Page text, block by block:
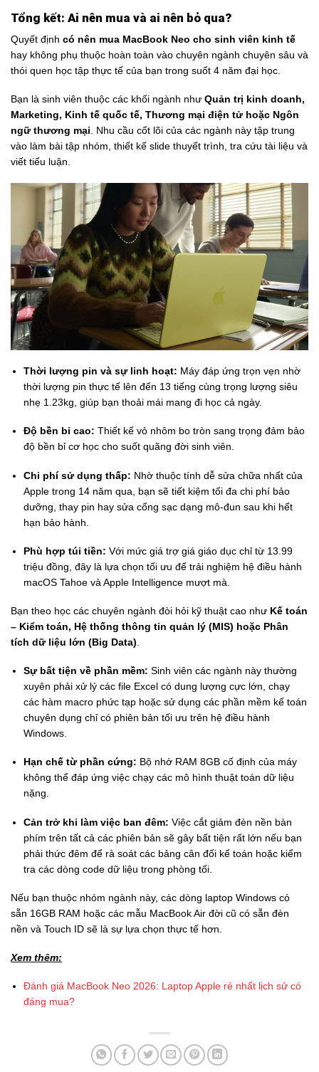
Tổng kết: Ai nên mua và ai nên bỏ qua?
Quyết định có nên mua MacBook Neo cho sinh viên kinh tế
hay không phụ thuộc hoàn toàn vào chuyên ngành chuyên sâu và
thói quen học tập thực tế của bạn trong suốt 4 năm đại học.
Bạn là sinh viên thuộc các khối ngành như Quản trị kinh doanh,
Marketing, Kinh tế quốc tế, Thương mại điện tử hoặc Ngôn
ngữ thương mại. Nhu cầu cốt lõi của các ngành này tập trung
vào làm bài tập nhóm, thiết kế slide thuyết trình, tra cứu tài liệu và
viết tiểu luận.
Thời lượng pin và sự linh hoạt: Máy đáp ứng trọn vẹn nhờ
thời lượng pin thực tế lên đến 13 tiếng cùng trọng lượng siêu
nhẹ 1.23kg, giúp bạn thoải mái mang đi học cả ngày.
Độ bền bỉ cao: Thiết kế vỏ nhôm bo tròn sang trọng đảm bảo
độ bền bỉ cơ học cho suốt quãng đời sinh viên.
Chi phí sử dụng thấp: Nhờ thuộc tính dễ sửa chữa nhất của
Apple trong 14 năm qua, bạn sẽ tiết kiệm tối đa chi phí bảo
dưỡng, thay pin hay sửa cổng sạc dạng mô-đun sau khi hết
hạn bảo hành.
Phù hợp túi tiền: Với mức giá trợ giá giáo dục chỉ từ 13.99
triệu đồng, đây là lựa chọn tối ưu để trải nghiệm hệ điều hành
macOS Tahoe và Apple Intelligence mượt mà.
Bạn theo học các chuyên ngành đòi hỏi kỹ thuật cao như Kế toán
– Kiểm toán, Hệ thống thông tin quản lý (MIS) hoặc Phân
tích dữ liệu lớn (Big Data)
Sự bất tiện về phần mềm: Sinh viên các ngành này thường
xuyên phải xử lý các file Excel có dung lượng cực lớn, chạy
các hàm macro phức tạp hoặc sử dụng các phần mềm kế toán
chuyên dụng chỉ có phiên bản tối ưu trên hệ điều hành
Windows.
Hạn chế từ phần cứng: Bộ nhớ RAM 8GB cố định của máy
không thể đáp ứng việc chạy các mô hình thuật toán dữ liệu
nặng.
Cản trở khi làm việc ban đêm: Việc cắt giảm đèn nền bàn
phím trên tất cả các phiên bản sẽ gây bất tiện rất lớn nếu bạn
phải thức đêm để rà soát các bảng cân đối kế toán hoặc kiểm
tra các dòng code dữ liệu trong phòng tối.
Nếu bạn thuộc nhóm ngành này, các dòng laptop Windows có
sẵn 16GB RAM hoặc các mẫu MacBook Air đời cũ có sẵn đèn
nền và Touch ID sẽ là sự lựa chọn thực tế hơn.
Xem thêm:
Đánh giá MacBook Neo 2026: Laptop Apple rẻ nhất lịch sử có
đáng mua?